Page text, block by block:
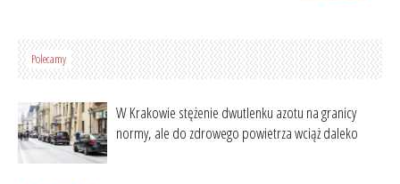
Polecamy
W Krakowie stężenie dwutlenku azotu na granicy
normy, ale do zdrowego powietrza wciąż daleko